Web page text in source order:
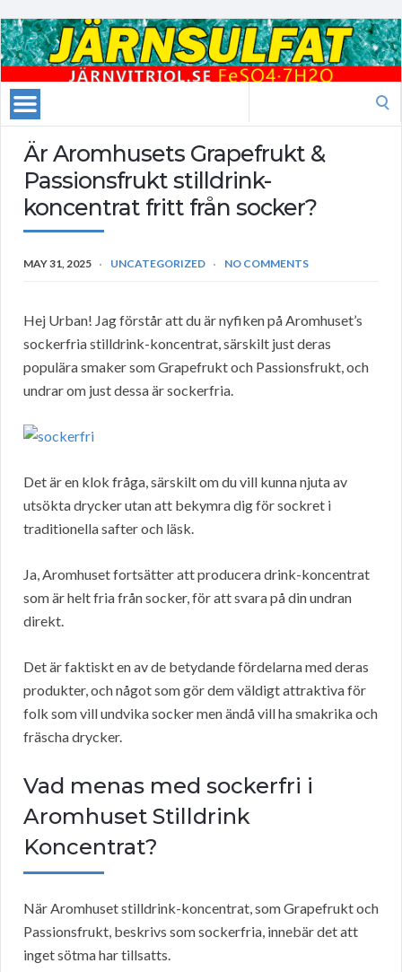
Är Aromhusets Grapefrukt &
Passionsfrukt stilldrink-
koncentrat fritt från socker?
MAY 31, 2025 UNCATEGORIZED NO COMMENTS
Hej Urban! Jag förstår att du är nyfiken på Aromhuset’s
sockerfria stilldrink-koncentrat, särskilt just deras
populära smaker som Grapefrukt och Passionsfrukt, och
undrar om just dessa är sockerfria.
Det är en klok fråga, särskilt om du vill kunna njuta av
utsökta drycker utan att bekymra dig för sockret i
traditionella safter och läsk.
Ja, Aromhuset fortsätter att producera drink-koncentrat
som är helt fria från socker, för att svara på din undran
direkt.
Det är faktiskt en av de betydande fördelarna med deras
produkter, och något som gör dem väldigt attraktiva för
folk som vill undvika socker men ändå vill ha smakrika och
fräscha drycker.
Vad menas med sockerfri i
Aromhuset Stilldrink
Koncentrat?
När Aromhuset stilldrink-koncentrat, som Grapefrukt och
Passionsfrukt, beskrivs som sockerfria, innebär det att
inget sötma har tillsatts.